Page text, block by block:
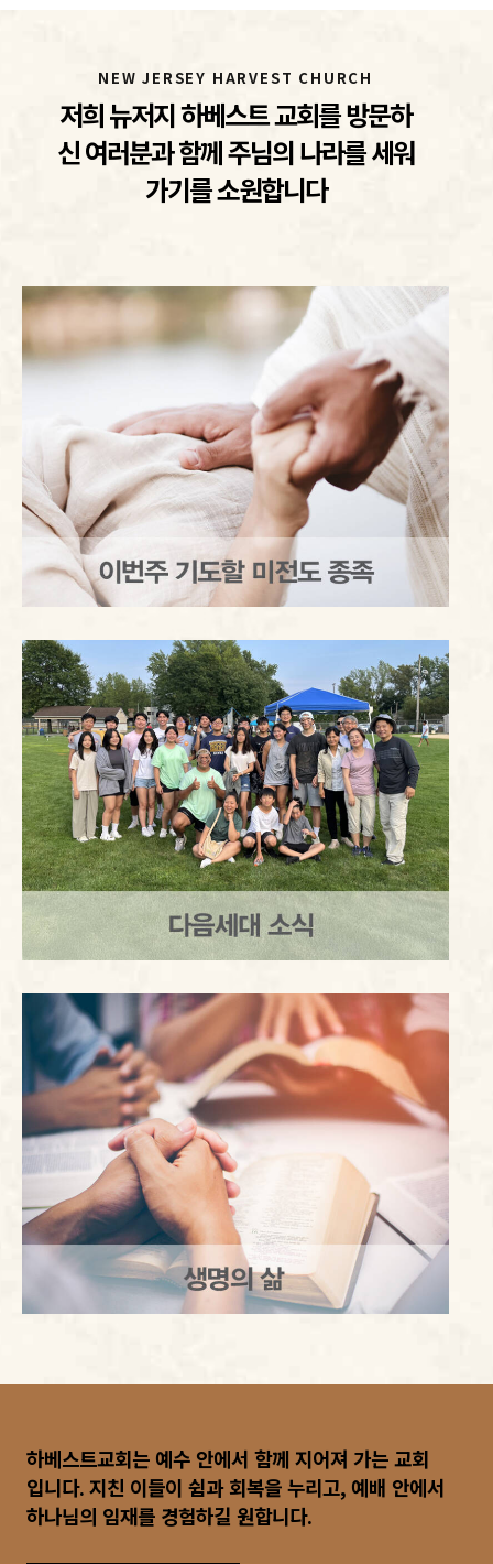
NEW JERSEY HARVEST CHURCH
저희 뉴저지 하베스트 교회를 방문하
신 여러분과 함께 주님의 나라를 세워
가기를 소원합니다
하베스트교회는 예수 안에서 함께 지어져 가는 교회
입니다. 지친 이들이 쉼과 회복을 누리고, 예배 안에서
하나님의 임재를 경험하길 원합니다.